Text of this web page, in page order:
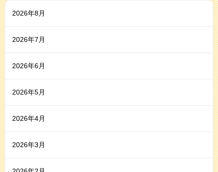
2026年8月
2026年7月
2026年6月
2026年5月
2026年4月
2026年3月